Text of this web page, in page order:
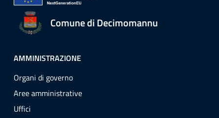
Comune di Decimomannu
AMMINISTRAZIONE
Organi di governo
Aree amministrative
Uffici